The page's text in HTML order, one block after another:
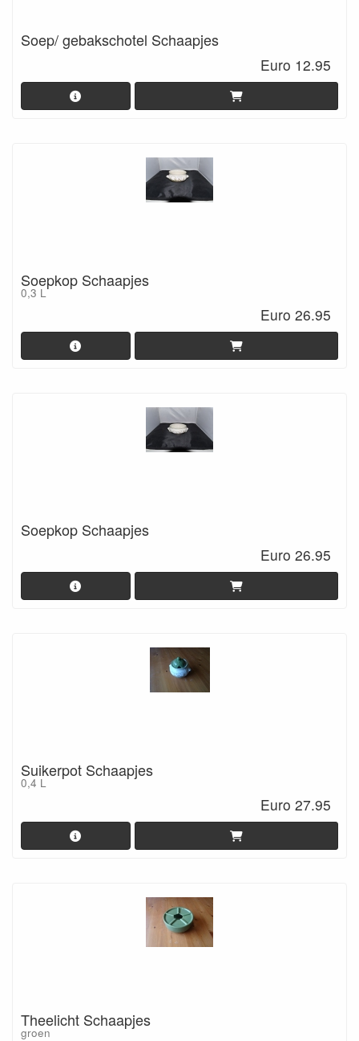
Soep/ gebakschotel Schaapjes
Euro 12.95
Soepkop Schaapjes
0,3 L
Euro 26.95
Soepkop Schaapjes
Euro 26.95
Suikerpot Schaapjes
0,4 L
Euro 27.95
Theelicht Schaapjes
groen